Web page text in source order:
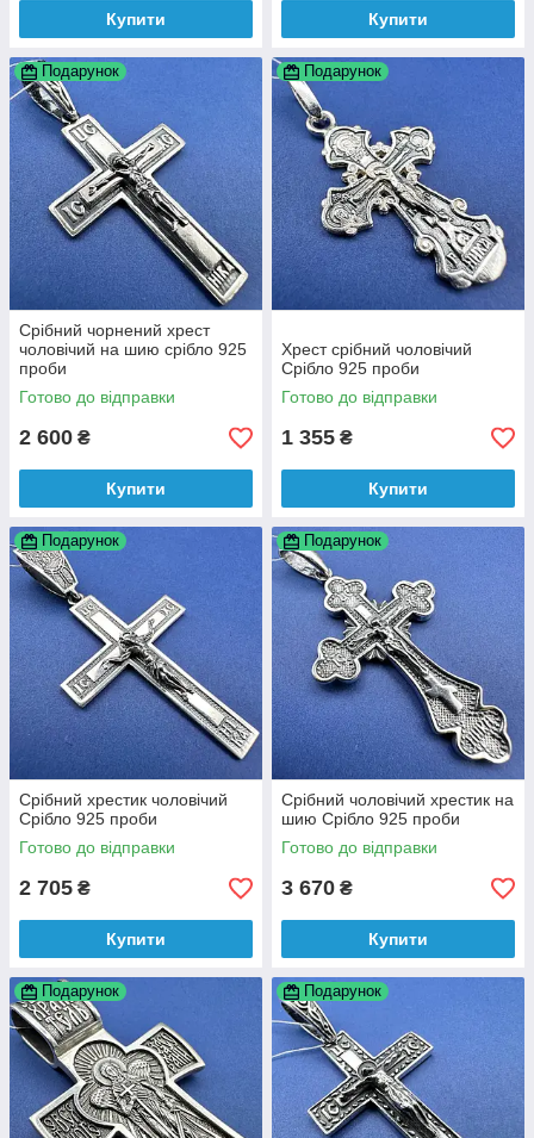
Купити Купити
Подарунок
Срібний чорнений хрест
чоловічий на шию срібло 925
проби
Готово до відправки
2 600 ₴
Купити
Подарунок
Хрест срібний чоловічий
Срібло 925 проби
Готово до відправки
1 355 ₴
Купити
Подарунок
Срібний хрестик чоловічий
Срібло 925 проби
Готово до відправки
2 705 ₴
Купити
Подарунок
Срібний чоловічий хрестик на
шию Срібло 925 проби
Готово до відправки
3 670 ₴
Купити
Подарунок Подарунок